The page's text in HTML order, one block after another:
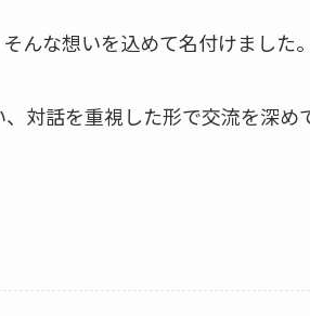
んな想いを込めて名付けました。
対話を重視した形で交流を深め